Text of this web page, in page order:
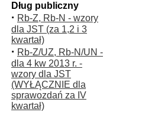
Dług publiczny
· Rb-Z, Rb-N - wzory
dla JST (za 1,2 i 3
kwartał)
· Rb-Z/UZ, Rb-N/UN -
dla 4 kw 2013 r. -
wzory dla JST
(WYŁĄCZNIE dla
sprawozdań za IV
kwartał)